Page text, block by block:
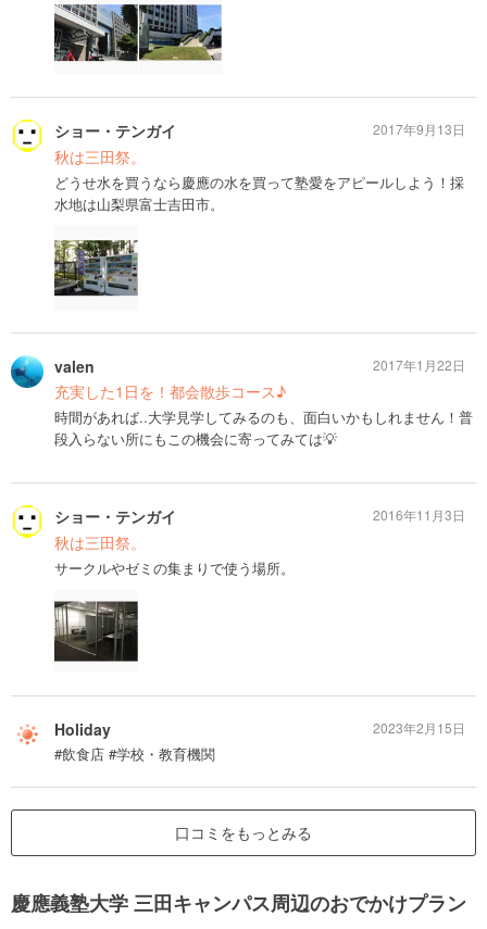
ショー・テンガイ
秋は三田祭。
どうせ水を買うなら慶應の水を買って塾愛をアピールしよう！採
水地は山梨県富士吉田市。
2017年9月13日
valen
充実した1日を！都会散歩コース♪
時間があれば..大学見学してみるのも、面白いかもしれません！普
段入らない所にもこの機会に寄ってみては💡
2017年1月22日
ショー・テンガイ
秋は三田祭。
サークルやゼミの集まりで使う場所。
2016年11月3日
Holiday
#飲食店 #学校・教育機関
2023年2月15日
口コミをもっとみる
慶應義塾大学 三田キャンパス周辺のおでかけプラン